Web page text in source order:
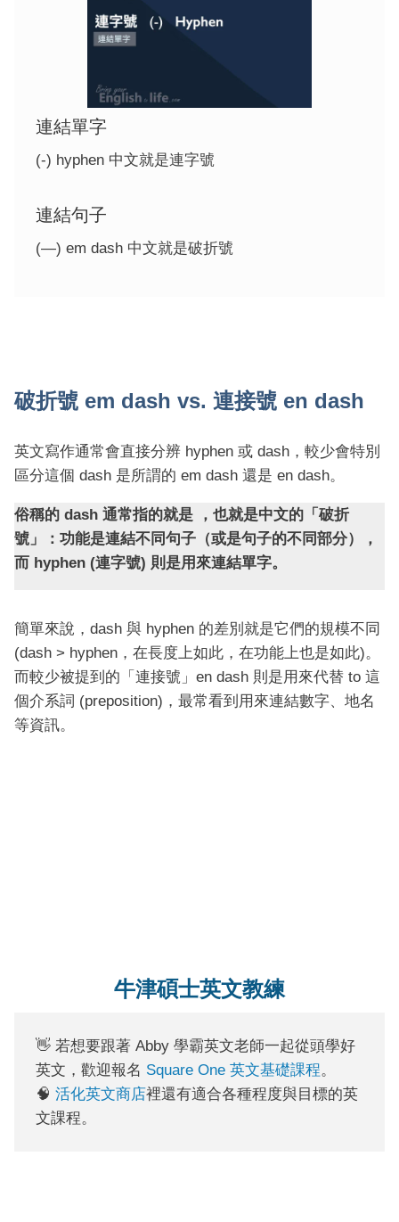
連結單字
(-) hyphen 中文就是連字號
連結句子
(—) em dash 中文就是破折號
破折號 em dash vs. 連接號 en dash
英文寫作通常會直接分辨 hyphen 或 dash，較少會特別
區分這個 dash 是所謂的 em dash 還是 en dash。
俗稱的 dash 通常指的就是 ，也就是中文的「破折
號」：功能是連結不同句子（或是句子的不同部分），
而 hyphen (連字號) 則是用來連結單字。
簡單來說，dash 與 hyphen 的差別就是它們的規模不同
(dash > hyphen，在長度上如此，在功能上也是如此)。
而較少被提到的「連接號」en dash 則是用來代替 to 這
個介系詞 (preposition)，最常看到用來連結數字、地名
等資訊。
牛津碩士英文教練
👋 若想要跟著 Abby 學霸英文老師一起從頭學好
英文，歡迎報名 Square One 英文基礎課程。
🧠 活化英文商店裡還有適合各種程度與目標的英
文課程。